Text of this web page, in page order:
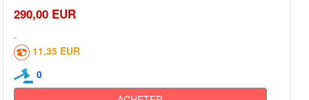
290,00 EUR
11,35 EUR
0